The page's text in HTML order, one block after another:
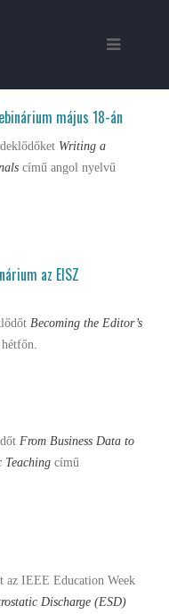
május 18-án
Writing a
című angol nyelvű
az EISZ
Becoming the Editor’s
From Business Data to
Teaching című
az IEEE Education Week
Discharge (ESD)